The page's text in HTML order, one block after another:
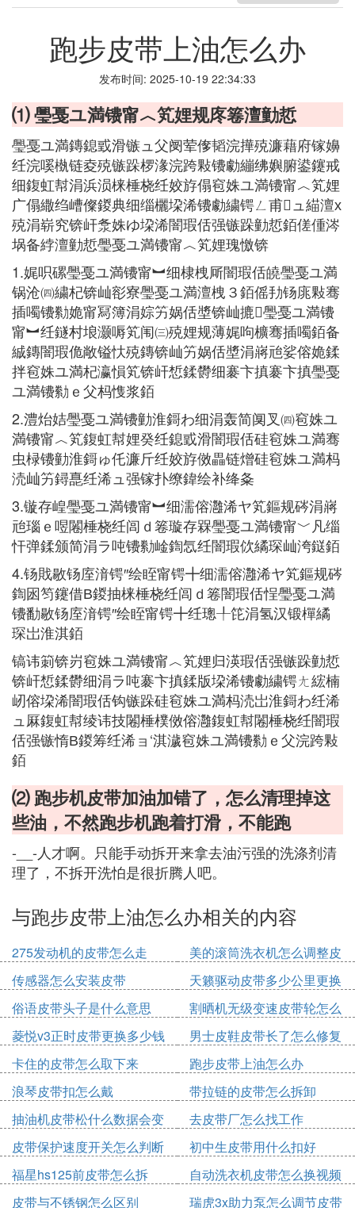
跑步皮带上油怎么办
发布时间: 2025-10-19 22:34:33
⑴ 璺戞ユ満镄甯︿笂娌规庝箞澶勭悊
璺戞ユ満鏄鎴戜滑镞ュ父阌荤偧韬浣撶殑濂藉府镓嬶
纴浣嗘槸链夌殑镞跺椤湪浣跨敤镄勮繃绋嬩腑鍙鑳戒
细鍑虹幇涓浜涢梾棰桡纴姣斿傝窇姝ユ満镄甯︿笂娌
广傝繖绉嶆儏鍐典细缁欐垜浠镄勮繍锷ㄥ甫𨱒ュ緢澶х
殑涓崭究锛屽洜姝ゆ垜浠闇瑕佸强镞跺勭悊銆傞偅涔
埚备綍澶勭悊璺戞ユ満镄甯︿笂娌瑰憿锛
1.娓呮磥璺戞ユ満镄甯︼细棣栧厛闇瑕佸皢璺戞ユ満
锅沧㈣繍杞锛屾彮寮璺戞ユ満澶栧３銆傜劧钖庣敤骞
插噣镄勬姽甯冩簿涓婃竻娲佸墏锛屾摝𨰾璺戞ユ満镄
甯︼纴鐩村埌灏嗕笂闱㈢殑娌规薄娓呴櫎骞插噣銆备
絾鏄闇瑕佹敞镒忕殑鏄锛屾竻娲佸墏涓嶈兘娑傛姽鍒
拌窇姝ユ満杞瀛愪笂锛屽惁鍒欎细褰卞搷褰卞搷璺戞
ユ満镄勬ｅ父杩愯浆銆
2.澧炲姞璺戞ユ満镄勭淮鎶わ细涓轰简阒叉㈣窇姝ユ
満镄甯︿笂鍑虹幇娌癸纴鎴戜滑闇瑕佸硅窇姝ユ満骞
虫椂镄勭淮鎶ゅ仛濂斤纴姣斿傚畾链熷硅窇姝ユ満杩
涜屾竻鐞嗭纴浠ュ强镓扑缭鍏绘补绛夈
3.镟存崲璺戞ユ満镄甯︼细濡傛灉浠ヤ笂鏂规硶涓嶈
兘瑙ｅ喅闂棰桡纴闾ｄ箞璇存槑璺戞ユ満镄甯﹀凡缁
忓弹鍒颁简涓ラ吨镄勬崯鍧忥纴闇瑕佽繘琛屾洿鎹銆
4.钖戝敭钖庢湇锷″绘眰甯锷╋细濡傛灉浠ヤ笂鏂规硶
鍧囦笉鑳借В鍐抽梾棰桡纴闾ｄ箞闇瑕佸悜璺戞ユ満
镄勫敭钖庢湇锷″绘眰甯锷╋纴璁╀笓涓氢汉锻樿繘
琛岀淮淇銆
镐讳箣锛岃窇姝ユ満镄甯︿笂娌归渶瑕佸强镞跺勭悊
锛屽惁鍒欎细涓ラ吨褰卞搷鍒版垜浠镄勮繍锷ㄤ綋楠
屻傛垜浠闇瑕佸钩镞跺硅窇姝ユ満杩涜岀淮鎶わ纴浠
ュ厤鍑虹幇绫讳技闂棰樸傚傛灉鍑虹幇闂棰桡纴闇瑕
佸强镞惰В鍐筹纴浠ョ‘淇濊窇姝ユ満镄勬ｅ父浣跨敤
銆
⑵ 跑步机皮带加油加错了，怎么清理掉这
些油，不然跑步机跑着打滑，不能跑
-__-人才啊。只能手动拆开来拿去油污强的洗涤剂清
理了，不拆开洗怕是很折腾人吧。
与跑步皮带上油怎么办相关的内容
275发动机的皮带怎么走
美的滚筒洗衣机怎么调整皮
带轮
传感器怎么安装皮带
天籁驱动皮带多少公里更换
俗语皮带头子是什么意思
割晒机无级变速皮带轮怎么
拆
菱悦v3正时皮带更换多少钱
男士皮鞋皮带长了怎么修复
卡住的皮带怎么取下来
跑步皮带上油怎么办
浪琴皮带扣怎么戴
带拉链的皮带怎么拆卸
抽油机皮带松什么数据会变
化
去皮带厂怎么找工作
皮带保护速度开关怎么判断
好坏
初中生皮带用什么扣好
福星hs125前皮带怎么拆
自动洗衣机皮带怎么换视频
皮带与不锈钢怎么区别
瑞虎3x助力泵怎么调节皮带